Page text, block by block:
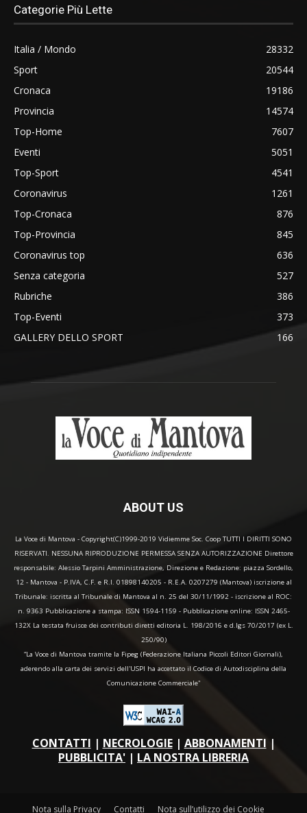
Categorie Più Lette
Italia / Mondo
28332
Sport
20544
Cronaca
19186
Provincia
14574
Top-Home
7607
Eventi
5051
Top-Sport
4541
Coronavirus
1261
Top-Cronaca
876
Top-Provincia
845
Coronavirus top
636
Senza categoria
527
Rubriche
386
Top-Eventi
373
GALLERY DELLO SPORT
166
ABOUT US
La Voce di Mantova - Copyright(C)1999-2019 Vidiemme Soc. Coop TUTTI I DIRITTI SONO
RISERVATI. NESSUNA RIPRODUZIONE PERMESSA SENZA AUTORIZZAZIONE Direttore
responsabile: Alessio Tarpini Amministrazione, Direzione e Redazione: piazza Sordello,
12 - Mantova - P.IVA, C.F. e R.I. 01898140205 - R.E.A. 0207279 (Mantova) iscrizione al
Tribunale: iscritta al Tribunale di Mantova al n. 25 del 30/11/1992 - iscrizione al ROC:
n. 9363 Pubblicazione a stampa: ISSN 1594-1159 - Pubblicazione online: ISSN 2465-
132X La testata fruisce dei contributi diretti editoria L. 198/2016 e d.lgs 70/2017 (ex L.
250/90)
“La Voce di Mantova tramite la Fipeg (Federazione Italiana Piccoli Editori Giornali),
aderendo alla carta dei servizi dell'USPI ha accettato il Codice di Autodisciplina della
Comunicazione Commerciale"
CONTATTI | NECROLOGIE| ABBONAMENTI |
PUBBLICITA' | LA NOSTRA LIBRERIA
Nota sulla Privacy Contatti Nota sull’utilizzo dei Cookie